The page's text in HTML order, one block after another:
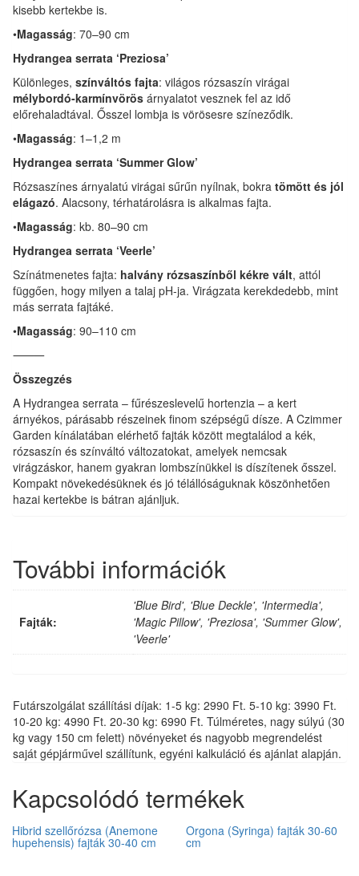
kisebb kertekbe is.
•Magasság: 70–90 cm
Hydrangea serrata ‘Preziosa’
Különleges, színváltós fajta: világos rózsaszín virágai
mélybordó-karmínvörös árnyalatot vesznek fel az idő
előrehaladtával. Ősszel lombja is vörösesre színeződik.
•Magasság: 1–1,2 m
Hydrangea serrata ‘Summer Glow’
Rózsaszínes árnyalatú virágai sűrűn nyílnak, bokra tömött és jól
elágazó. Alacsony, térhatárolásra is alkalmas fajta.
•Magasság: kb. 80–90 cm
Hydrangea serrata ‘Veerle’
Színátmenetes fajta: halvány rózsaszínből kékre vált, attól
függően, hogy milyen a talaj pH-ja. Virágzata kerekdedebb, mint
más serrata fajtáké.
•Magasság: 90–110 cm
⸻
Összegzés
A Hydrangea serrata – fűrészeslevelű hortenzia – a kert
árnyékos, párásabb részeinek finom szépségű dísze. A Czimmer
Garden kínálatában elérhető fajták között megtalálod a kék,
rózsaszín és színváltó változatokat, amelyek nemcsak
virágzáskor, hanem gyakran lombszínükkel is díszítenek ősszel.
Kompakt növekedésüknek és jó télállóságuknak köszönhetően
hazai kertekbe is bátran ajánljuk.
További információk
Fajták:
'Blue Bird', 'Blue Deckle', 'Intermedia',
'Magic Pillow', 'Preziosa', 'Summer Glow',
'Veerle'
Futárszolgálat szállítási díjak: 1-5 kg: 2990 Ft. 5-10 kg: 3990 Ft.
10-20 kg: 4990 Ft. 20-30 kg: 6990 Ft. Túlméretes, nagy súlyú (30
kg vagy 150 cm felett) növényeket és nagyobb megrendelést
saját gépjárművel szállítunk, egyéni kalkuláció és ajánlat alapján.
Kapcsolódó termékek
Hibrid szellőrózsa (Anemone
hupehensis) fajták 30-40 cm
Orgona (Syringa) fajták 30-60
cm